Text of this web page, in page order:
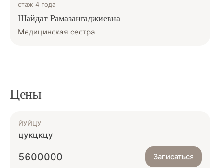
стаж 4 года
Шайдат Рамазангаджиевна
Медицинская сестра
Цены
ЙУЙЦУ
цукцкцу
5600000 Записаться